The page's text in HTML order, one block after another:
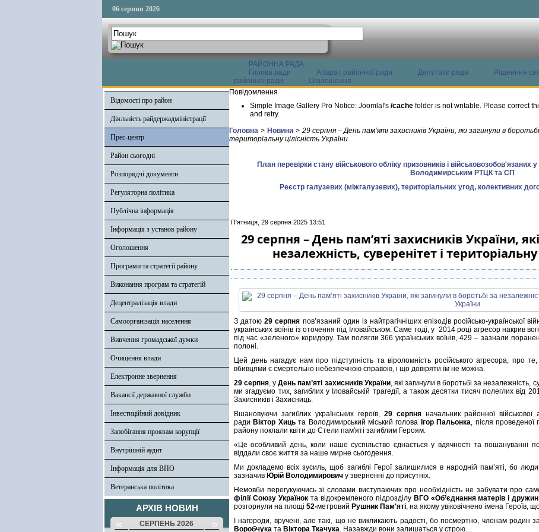
06 серпня 2026
РАЙОННА РАДА
Голова ради
Апарат районної ради Депутати ради Рішенння
районної ради
Оголошення
Відомості про район
Діяльність райдержадміністрації
Прес-центр
Район сьогодні
Розпорядчі документи
Регуляторна політика
Публічна інформація
Інформація з установ району
Оголошення
Програми та стратегії району
Виконання програм та стратегій
Децентралізація влади
Самоорганізація населення
Вивчення громадської думки
Очищення влади
Електронне звернення
Вакансії державної служби
Інвестиційний довідник
Запобігання проявам корупції
Внутрішній аудит
Інформація для ВПО
Ветеранська політика
АРХІВ НОВИН
« СЕРПЕНЬ 2026 »
Повідомлення
Simple Image Gallery Pro Notice: Joomla!'s /cache folder is not writable. Please correct
and retry.
Головна > Новини > 29 серпня – День пам’яті захисників України, які загинули в
територіальну цілісність України
План перевірки стану військового обліку призовників і
Володимирським РТЦК та СП
Реєстр галузевих (міжгалузевих), територіальних угод, колективних
П'ятниця, 29 серпня 2025 13:51
29 серпня – День пам’яті захисників України,
незалежність, суверенітет і територіальну
З датою29 серпня пов’язаний один із найтрагічніших епізодів російсько-української
українських воїнів із оточення під Іловайськом. Саме тоді, у 2014 році агресор накрив
під час «зеленого» коридору. Там полягли 366 українських воїнів, 429 – зазнали
полоні.
Цей день нагадує нам про підступність та віроломність російського агресора, про
вбивцями є смертельно небезпечною справою, і що довіряти їм не можна.
29 серпня, уДень пам’яті захисників України, які загинули в боротьбі за незалежність,
ми згадуємо тих, загиблих у Іловайській трагедії, а також десятки тисяч полеглих від
Захисників і Захисниць.
Вшановуючи загиблих українських героїв, 29 серпняначальник районної військової
ради Віктор Хицьта Володимирський міський голова Ігор Пальонка, після
району поклали квіти до Стели пам'яті загиблим Героям.
«Це особливий день, коли наше суспільство єднається у вдячності та пошануванні
віддали своє життя за наше мирне сьогодення.
Ми докладемо всіх зусиль, щоб загиблі Герої залишилися в народній пам’яті, бо
зазначив Юрій Володимирович у зверненні до присутніх.
Немовби перегукуючись зі словами виступаючих про необхідність не забувати про
філії Союзу Українокта відокремленого підрозділу ВГО «Об’єднання матерів і
розгорнули на площі 52-метровий Рушник Пам'яті, на якому увіковічнено імена Героїв,
І нагороди, вручені, але такі, що не викликають радості, бо посмертно, членам родин
Воробчука та Віктора Ткачука. Назавжди вони залишаться у строю…